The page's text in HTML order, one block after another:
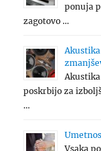
ponuja
zagotovo …
poskrbijo za
…
Vsaka